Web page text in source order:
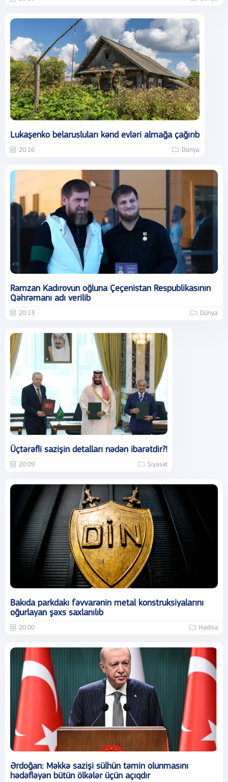
Lukaşenko belarusluları kənd evləri almağa çağırıb
20:16 Dünya
Ramzan Kadırovun oğluna Çeçenistan Respublikasının
Qəhrəmanı adı verilib
20:13 Dünya
Üçtərəfli sazişin detalları nədən ibarətdir?!
20:09 Siyasət
Bakıda parkdakı fəvvarənin metal konstruksiyalarını
oğurlayan şəxs saxlanılıb
20:00 Hadisə
Ərdoğan: Məkkə sazişi sülhün təmin olunmasını
hədəfləyən bütün ölkələr üçün açıqdır